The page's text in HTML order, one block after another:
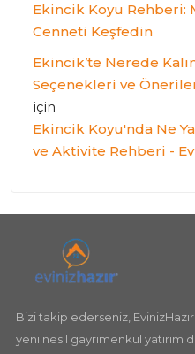
Ekincik Koyu Rehberi:
Cenneti Keşfedin
Ekincik’te Nerede
Seçenekleri ve
için
Ekincik Koyu'nda Ne
ve Aktivite Rehberi -
Bizi takip ederseniz,
yeni nesil gayrimenkul yatırım